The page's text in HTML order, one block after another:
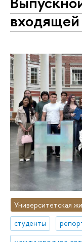
Университетская
студенты